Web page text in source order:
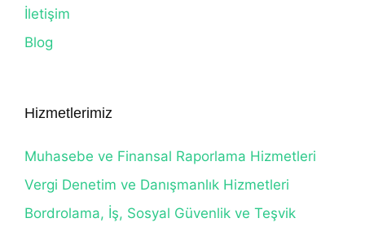
İletişim
Blog
Hizmetlerimiz
Muhasebe ve Finansal Raporlama Hizmetleri
Vergi Denetim ve Danışmanlık Hizmetleri
Bordrolama, İş, Sosyal Güvenlik ve Teşvik